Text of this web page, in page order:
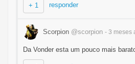
+ 1 responder
Scorpion @scorpion - 3 meses
Da Vonder esta um pouco mais